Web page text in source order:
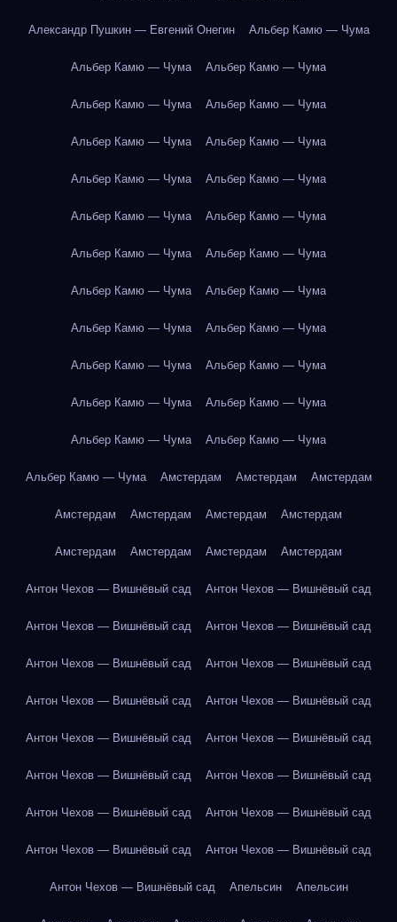
Александр Пушкин — Евгений Онегин Альбер Камю — Чума
Альбер Камю — Чума Альбер Камю — Чума
Альбер Камю — Чума Альбер Камю — Чума
Альбер Камю — Чума Альбер Камю — Чума
Альбер Камю — Чума Альбер Камю — Чума
Альбер Камю — Чума Альбер Камю — Чума
Альбер Камю — Чума Альбер Камю — Чума
Альбер Камю — Чума Альбер Камю — Чума
Альбер Камю — Чума Альбер Камю — Чума
Альбер Камю — Чума Альбер Камю — Чума
Альбер Камю — Чума Альбер Камю — Чума
Альбер Камю — Чума Альбер Камю — Чума
Альбер Камю — Чума Амстердам Амстердам Амстердам
Амстердам Амстердам Амстердам Амстердам
Амстердам Амстердам Амстердам Амстердам
Антон Чехов — Вишнёвый сад Антон Чехов — Вишнёвый сад
Антон Чехов — Вишнёвый сад Антон Чехов — Вишнёвый сад
Антон Чехов — Вишнёвый сад Антон Чехов — Вишнёвый сад
Антон Чехов — Вишнёвый сад Антон Чехов — Вишнёвый сад
Антон Чехов — Вишнёвый сад Антон Чехов — Вишнёвый сад
Антон Чехов — Вишнёвый сад Антон Чехов — Вишнёвый сад
Антон Чехов — Вишнёвый сад Антон Чехов — Вишнёвый сад
Антон Чехов — Вишнёвый сад Антон Чехов — Вишнёвый сад
Антон Чехов — Вишнёвый сад Апельсин Апельсин